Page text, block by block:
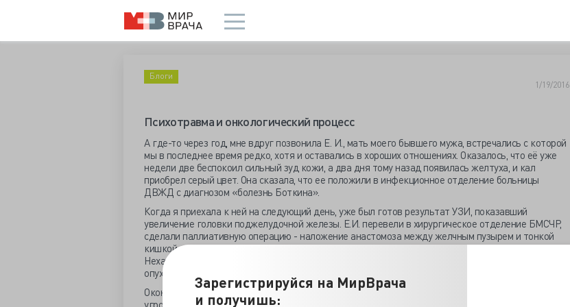
Зарегистрируйся на МирВрача
и получишь:
Блоги
1/19/2016
Психотравма и онкологический процесс
А где-то через год, мне вдруг позвонила Е. И., мать моего бывшего мужа, встречались с которой
мы в последнее время редко, хотя и оставались в хороших отношениях. Оказалось, что её уже
недели две беспокоил сильный зуд кожи, а два дня тому назад появилась желтуха, и кал
приобрел серый цвет. Она сказала, что ее положили в инфекционное отделение больницы
ДВЖД с диагнозом «болезнь Боткина».
Когда я приехала к ней на следующий день, уже был готов результат УЗИ, показавший
увеличение головки поджелудочной железы. Е.И. перевели в хирургическое отделение БМСЧР,
сделали паллиативную операцию - наложение анастомоза между желчным пузырем и тонкой
кишкой для оттока желчи. Оперировал заведующий отделением опытный хирург-«полостник»
Нехай Николай Михайлович. В области головки поджелудочной железы имелось округлое
опухолевидное образование с относительно гладкой поверхностью.
Окончательный диагноз на том этапе не поставили из-за опасности проведения биопсии -
угроза быстрого роста вероятной опухоли. Метастазов нигде не было видно, а увеличенная